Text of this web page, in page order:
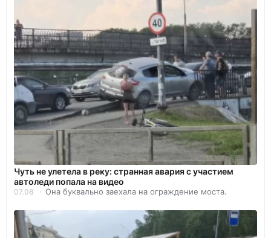
Чуть не улетела в реку: странная авария с участием
автоледи попала на видео
07.08 Она буквально заехала на ограждение моста.